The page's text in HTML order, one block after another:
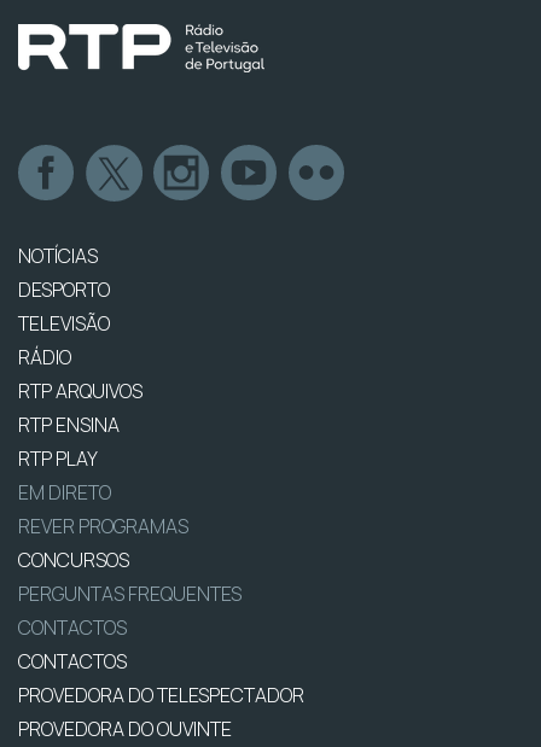
NOTÍCIAS
DESPORTO
TELEVISÃO
RÁDIO
RTP ARQUIVOS
RTP ENSINA
RTP PLAY
EM DIRETO
REVER PROGRAMAS
CONCURSOS
PERGUNTAS FREQUENTES
CONTACTOS
CONTACTOS
PROVEDORA DO TELESPECTADOR
PROVEDORA DO OUVINTE